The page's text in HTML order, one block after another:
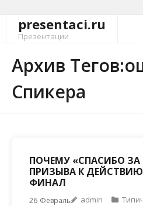
Перейтиpresentaci.ru
Презентации
Архив
Спикера
ПОЧЕМУ «СПАСИБО ЗА
ПРИЗЫВА К
ФИНАЛ
26 Февраль admin